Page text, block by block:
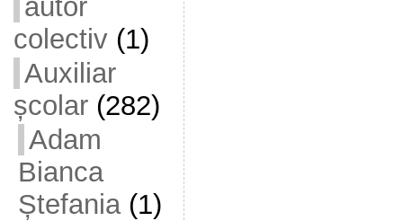
autor
colectiv(1)
Auxiliar
școlar(282)
Adam
Bianca
Ștefania(1)